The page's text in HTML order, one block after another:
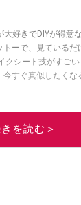
好きでDIYが得意
ーで、見ているだ
シート技がすごい
すぐ真似したく
このイチオシス
を読む＞